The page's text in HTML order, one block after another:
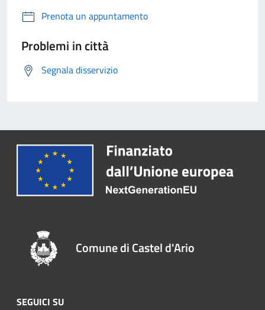
Prenota un appuntamento
Problemi in città
Segnala disservizio
Comune di Castel d'Ario
SEGUICI SU